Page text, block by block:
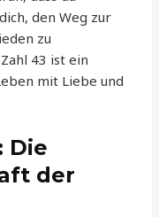
den Weg zur
zu
43 ist ein
mit Liebe und
Die
der